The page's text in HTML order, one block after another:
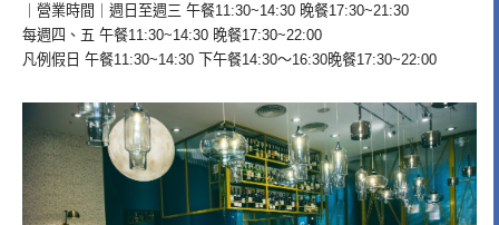
｜營業時間｜週日至週三 午餐11:30~14:30 晚餐17:30~21:30
每週四、五 午餐11:30~14:30 晚餐17:30~22:00
凡例假日 午餐11:30~14:30 下午餐14:30～16:30晚餐17:30~22:00